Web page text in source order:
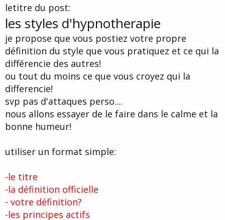
u
d
l
a
d
i
s
c
s
s
o
b
u
t
letitre du post:
les styles d'hypnotherapie
je propose que vous postiez votre propre
définition du style que vous pratiquez et ce qui la
différencie des autres!
ou tout du moins ce que vous croyez qui la
differencie!
svp pas d'attaques perso....
nous allons essayer de le faire dans le calme et la
bonne humeur!
utiliser un format simple:
-le titre
-la définition officielle
- votre définition?
-les principes actifs